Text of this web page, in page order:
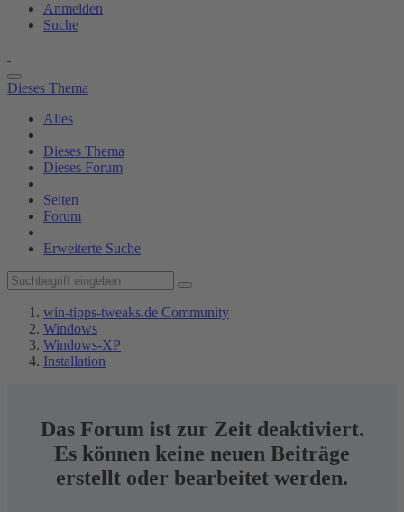
Anmelden
Suche
Dieses Thema
Alles
Dieses Thema
Dieses Forum
Seiten
Forum
Erweiterte Suche
win-tipps-tweaks.de Community
Windows
Windows-XP
Installation
Das Forum ist zur Zeit deaktiviert.
Es können keine neuen Beiträge
erstellt oder bearbeitet werden.